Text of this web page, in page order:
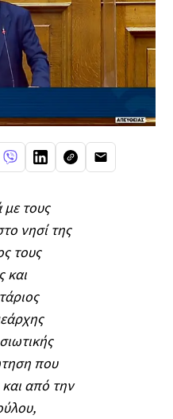
τους
νησί της
τους
και
που
από την